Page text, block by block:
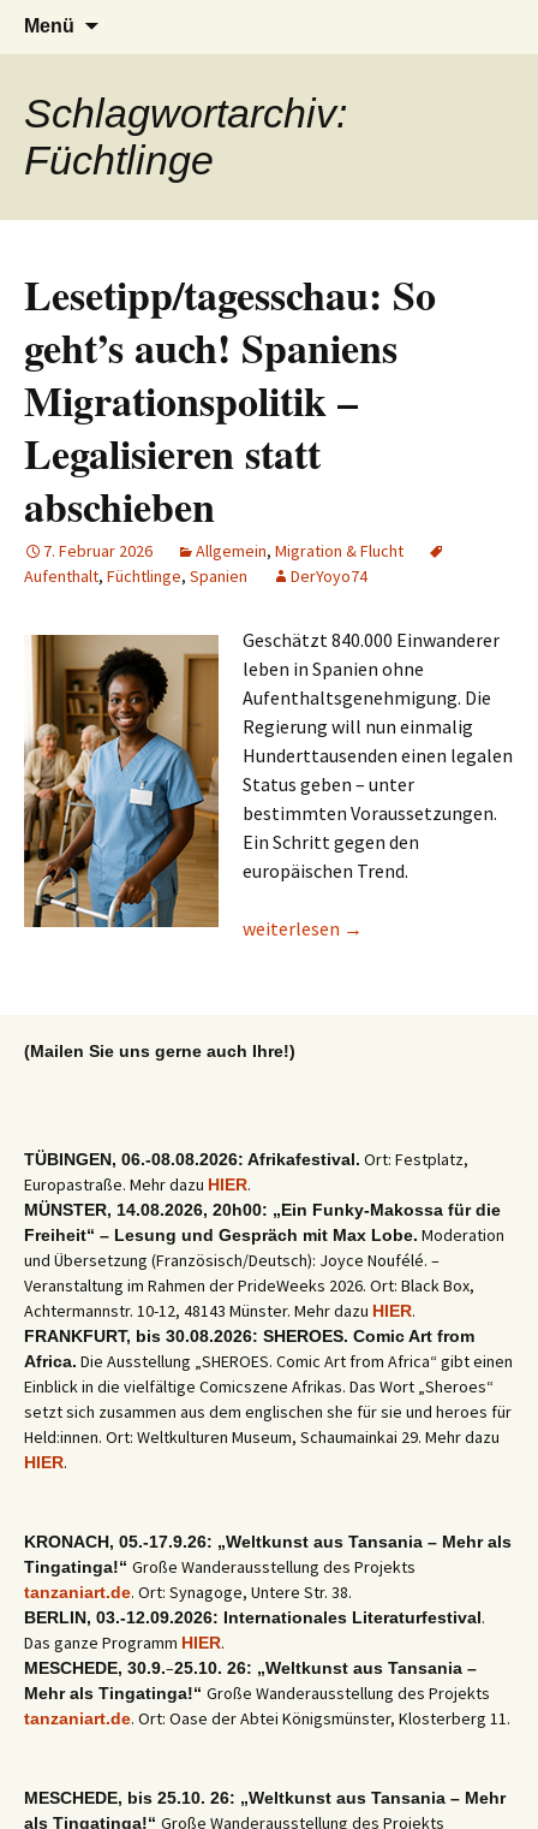
ZumAFRICA live
Seit 1998: Aktuelles aus und mit Bezug
zu Afrika
Menü
Schlagwortarchiv:
Füchtlinge
Lesetipp/tagesschau: So
geht’s auch! Spaniens
Migrationspolitik –
Legalisieren statt
abschieben
7. Februar 2026 Allgemein, Migration & Flucht
Aufenthalt, Füchtlinge, Spanien DerYoyo74
Geschätzt 840.000 Einwanderer
leben in Spanien ohne
Aufenthaltsgenehmigung. Die
Regierung will nun einmalig
Hunderttausenden einen legalen
Status geben – unter
bestimmten Voraussetzungen.
Ein Schritt gegen den
europäischen Trend.
Lesetipp/tagesschau: So geht’s
weiterlesen →
(Mailen Sie uns gerne auch Ihre!)
TÜBINGEN, 06.-08.08.2026: Afrikafestival. Ort: Festplatz,
Europastraße. Mehr dazu HIER.
MÜNSTER, 14.08.2026, 20h00: „Ein Funky-Makossa für die
Freiheit“ – Lesung und Gespräch mit Max Lobe. Moderation
und Übersetzung (Französisch/Deutsch): Joyce Noufélé. –
Veranstaltung im Rahmen der PrideWeeks 2026. Ort: Black Box,
Achtermannstr. 10-12, 48143 Münster. Mehr dazu HIER.
FRANKFURT, bis 30.08.2026: SHEROES. Comic Art from
Africa. Die Ausstellung „SHEROES. Comic Art from Africa“ gibt einen
Einblick in die vielfältige Comicszene Afrikas. Das Wort „Sheroes“
setzt sich zusammen aus dem englischen she für sie und heroes für
Held:innen. Ort: Weltkulturen Museum, Schaumainkai 29. Mehr dazu
HIER.
KRONACH, 05.-17.9.26: „Weltkunst aus Tansania – Mehr als
Tingatinga!“ Große Wanderausstellung des Projekts
tanzaniart.de. Ort: Synagoge, Untere Str. 38.
BERLIN, 03.-12.09.2026: Internationales Literaturfestival.
Das ganze Programm HIER.
MESCHEDE, 30.9.–25.10. 26: „Weltkunst aus Tansania –
Mehr als Tingatinga!“ Große Wanderausstellung des Projekts
tanzaniart.de. Ort: Oase der Abtei Königsmünster, Klosterberg 11.
MESCHEDE, bis 25.10. 26: „Weltkunst aus Tansania – Mehr
als Tingatinga!“ Große Wanderausstellung des Projekts